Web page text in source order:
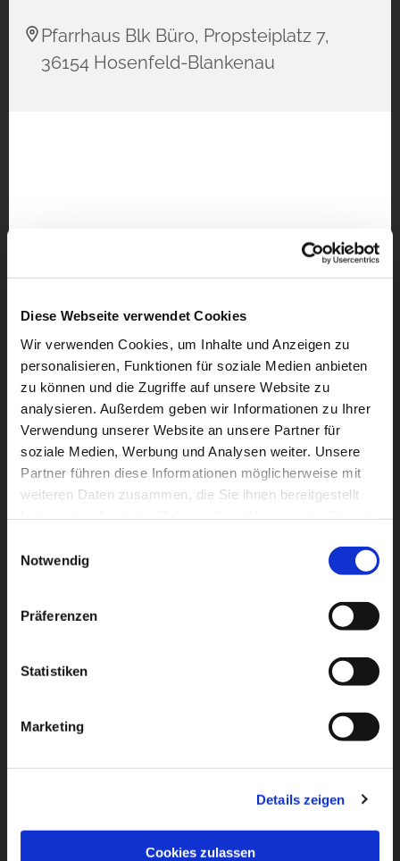
Diese Webseite verwendet Cookies
Wir verwenden Cookies, um Inhalte und Anzeigen zu
personalisieren, Funktionen für soziale Medien anbieten
zu können und die Zugriffe auf unsere Website zu
analysieren. Außerdem geben wir Informationen zu Ihrer
Verwendung unserer Website an unsere Partner für
soziale Medien, Werbung und Analysen weiter. Unsere
Partner führen diese Informationen möglicherweise mit
weiteren Daten zusammen, die Sie ihnen bereitgestellt
Notwendig
Präferenzen
Statistiken
Marketing
Details zeigen
Cookies zulassen
Pfarrhaus Blk Büro, Propsteiplatz 7,
36154 Hosenfeld-Blankenau
Dies könnte Sie auch